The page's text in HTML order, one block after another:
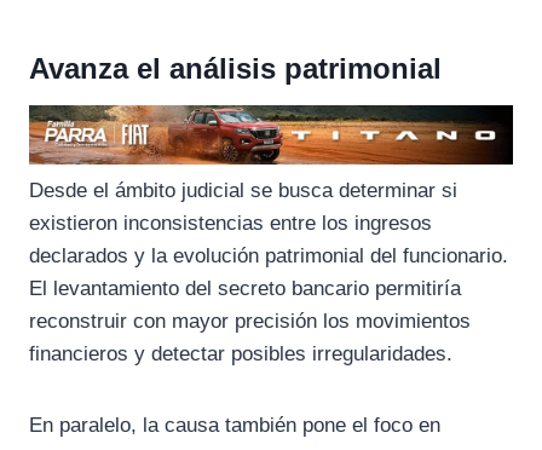
Avanza el análisis patrimonial
Desde el ámbito judicial se busca determinar si
existieron inconsistencias entre los ingresos
declarados y la evolución patrimonial del funcionario.
El levantamiento del secreto bancario permitiría
reconstruir con mayor precisión los movimientos
financieros y detectar posibles irregularidades.
En paralelo, la causa también pone el foco en